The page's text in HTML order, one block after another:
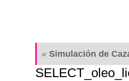
« Simulación de